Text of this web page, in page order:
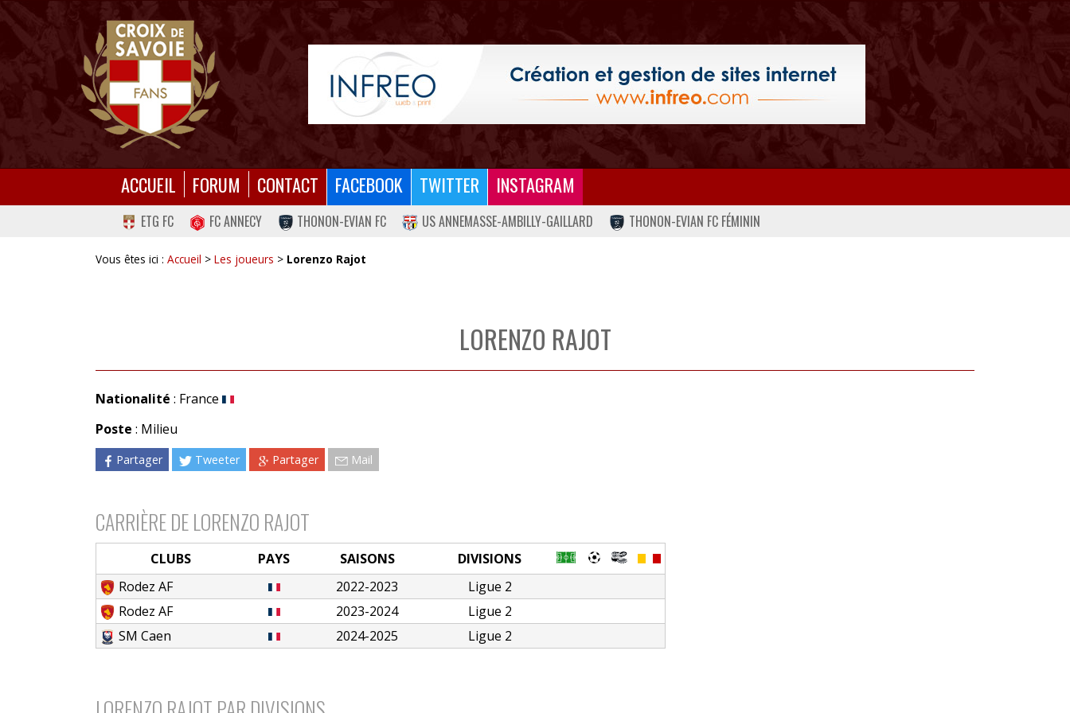
ACCUEIL FORUM CONTACT FACEBOOK TWITTER INSTAGRAM
ETG FC FC ANNECY THONON-EVIAN FC US ANNEMASSE-AMBILLY-GAILLARD THONON-EVIAN FC FÉMININ
Vous êtes ici : Accueil > Les joueurs > Lorenzo Rajot
LORENZO RAJOT
Nationalité : France
Poste : Milieu
Partager Tweeter Partager Mail
CARRIÈRE DE LORENZO RAJOT
CLUBS PAYS SAISONS
DIVISIONS
Rodez AF
2022-2023
Ligue 2
Rodez AF
2023-2024
Ligue 2
SM Caen
2024-2025 Ligue 2